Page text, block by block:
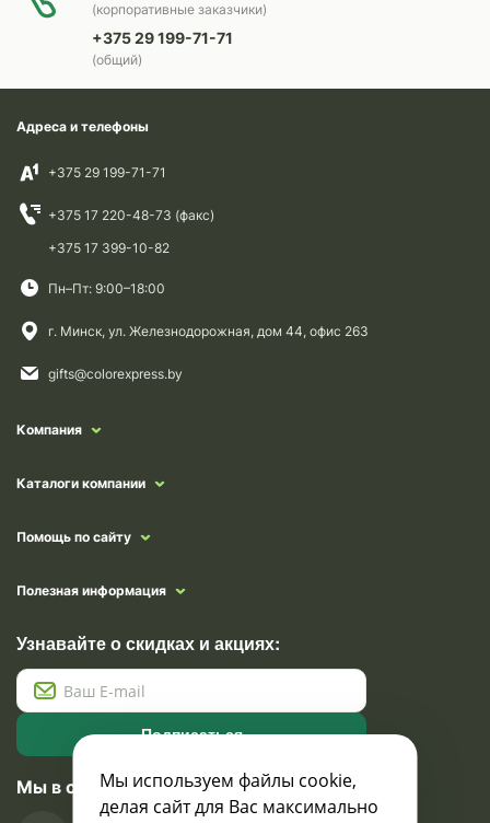
(корпоративные заказчики)
+375 29 199-71-71
(общий)
Адреса и телефоны
+375 29 199-71-71
+375 17 220-48-73 (факс)
+375 17 399-10-82
Пн–Пт: 9:00–18:00
г. Минск, ул. Железнодорожная, дом 44, офис 263
gifts@colorexpress.by
Компания
Каталоги компании
Помощь по сайту
Полезная информация
Узнавайте о скидках и акциях:
Подписаться
Мы в социальных сетях
Мы используем файлы cookie,
делая сайт для Вас максимально